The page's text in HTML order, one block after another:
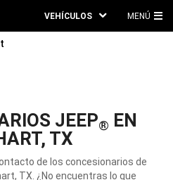
VEHÍCULOS MENÚ
JEEP® EN
TX
de los concesionarios de
TX. ¿No encuentras lo que